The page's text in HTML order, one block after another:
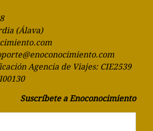
(Álava)
Agencia de Viajes: CIE2539
Suscríbete a Enoconocimiento